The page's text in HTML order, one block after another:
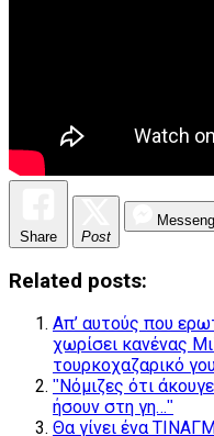
Share Post
Related posts:
Απ’ αυτούς που
χωρίσει κανένας
τουρκοχαζαρικό
ʺΝόμιζες ότι
ήσουν στη γη…ʺ
Θα γίνει ένα